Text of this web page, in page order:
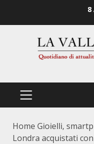
8
PRIMÄRES
Home Gioielli,
Londra acquistati